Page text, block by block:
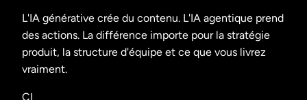
L'IA générative crée du contenu. L'IA agentique prend
des actions. La différence importe pour la stratégie
produit, la structure d'équipe et ce que vous livrez
vraiment.
CI